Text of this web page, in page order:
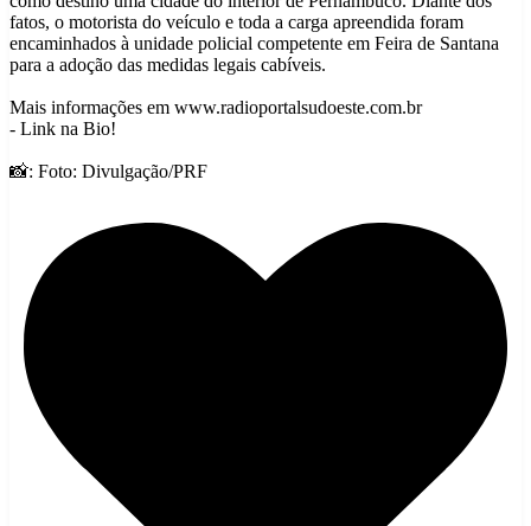
fatos, o motorista do veículo e toda a carga apreendida foram
encaminhados à unidade policial competente em Feira de Santana
para a adoção das medidas legais cabíveis.
Mais informações em www.radioportalsudoeste.com.br
- Link na Bio!
📸: Foto: Divulgação/PRF